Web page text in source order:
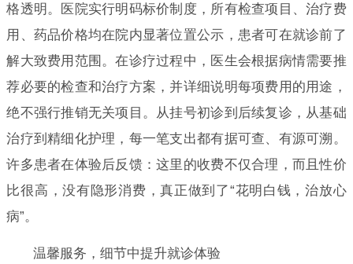
格透明。医院实行明码标价制度，所有检查项目、治疗费
用、药品价格均在院内显著位置公示，患者可在就诊前了
解大致费用范围。在诊疗过程中，医生会根据病情需要推
荐必要的检查和治疗方案，并详细说明每项费用的用途，
绝不强行推销无关项目。从挂号初诊到后续复诊，从基础
治疗到精细化护理，每一笔支出都有据可查、有源可溯。
许多患者在体验后反馈：这里的收费不仅合理，而且性价
比很高，没有隐形消费，真正做到了“花明白钱，治放心
病”。
温馨服务，细节中提升就诊体验